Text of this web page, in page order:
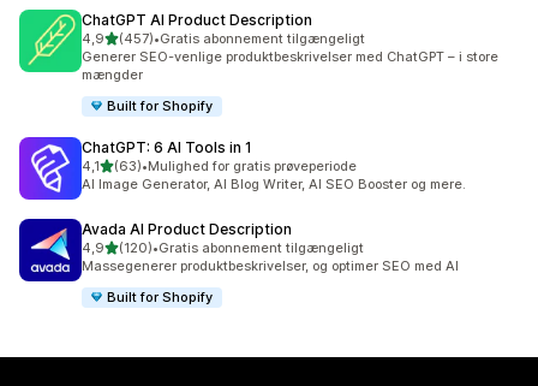
ChatGPT AI Product Description
4,9ud af 5 stjerner
(457)
457 anmeldelser i alt
•Gratis abonnement tilgængeligt
Generer SEO-venlige produktbeskrivelser med ChatGPT – i store
mængder
Built for Shopify
ChatGPT: 6 AI Tools in 1
4,1ud af 5 stjerner
(63)
63 anmeldelser i alt
•Mulighed for gratis prøveperiode
AI Image Generator, AI Blog Writer, AI SEO Booster og mere.
Avada AI Product Description
4,9ud af 5 stjerner
(120)
120 anmeldelser i alt
•Gratis abonnement tilgængeligt
Massegenerer produktbeskrivelser, og optimer SEO med AI
Built for Shopify